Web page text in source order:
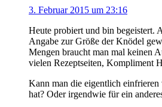
3. Februar 2015 um 23:16
Heute probiert und bin begeistert.
Angabe zur Größe der Knödel
Mengen braucht man mal keinen
vielen Rezeptseiten, Kompliment
Kann man die eigentlich
hat? Oder irgendwie für ein